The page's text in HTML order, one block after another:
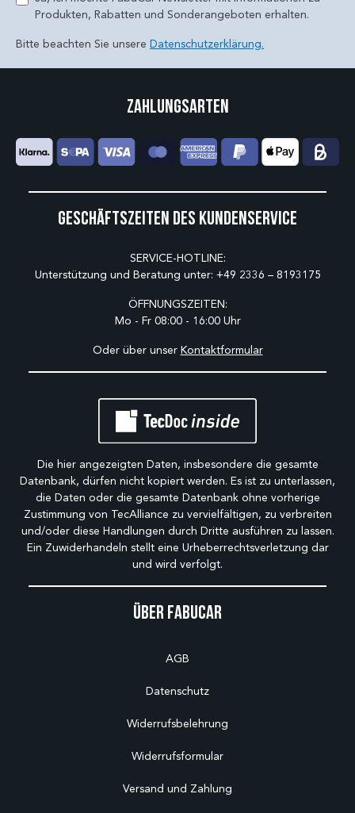
Produkten, Rabatten und Sonderangeboten erhalten.
Bitte beachten Sie unsere Datenschutzerklärung.
Über Fabucar
AGB
Datenschutz
Widerrufsbelehrung
Widerrufsformular
Versand und Zahlung
Geschäftszeiten des Kundenservice
SERVICE-HOTLINE:
Unterstützung und Beratung unter: +49 2336 – 8193175
ÖFFNUNGSZEITEN:
Mo - Fr 08:00 - 16:00 Uhr
Oder über unser Kontaktformular
Zahlungsarten
Die hier angezeigten Daten, insbesondere die gesamte
Datenbank, dürfen nicht kopiert werden. Es ist zu unterlassen,
die Daten oder die gesamte Datenbank ohne vorherige
Zustimmung von TecAlliance zu vervielfältigen, zu verbreiten
und/oder diese Handlungen durch Dritte ausführen zu lassen.
Ein Zuwiderhandeln stellt eine Urheberrechtsverletzung dar
und wird verfolgt.